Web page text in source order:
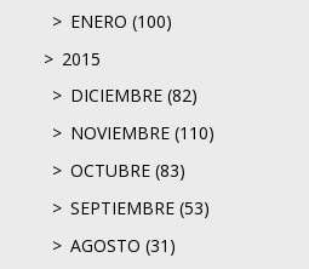
ENERO (100)
2015
DICIEMBRE (82)
NOVIEMBRE (110)
OCTUBRE (83)
SEPTIEMBRE (53)
AGOSTO (31)